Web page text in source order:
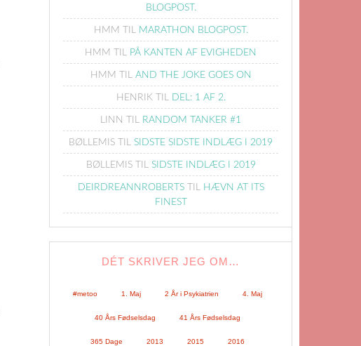
BLOGPOST.
HMM TIL MARATHON BLOGPOST.
HMM TIL PÅ KANTEN AF EVIGHEDEN
HMM TIL AND THE JOKE GOES ON
HENRIKTIL DEL: 1 AF 2.
LINN TIL RANDOM TANKER #1
BØLLEMIS TIL SIDSTE SIDSTE INDLÆG I 2019
BØLLEMISTIL SIDSTE INDLÆG I 2019
DEIRDREANNROBERTSTIL HÆVN AT ITS
FINEST
DÉT SKRIVER JEG OM…
#metoo 1. Maj 2 År i Psykiatrien 4. Maj
40 Års Fødselsdag 41 Års Fødselsdag
365 Dage 2013 2015 2016